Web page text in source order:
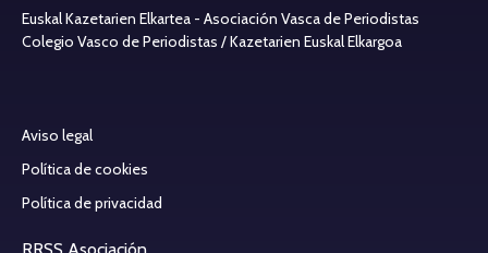
Euskal Kazetarien Elkartea - Asociación Vasca de Periodistas
Colegio Vasco de Periodistas / Kazetarien Euskal Elkargoa
Aviso legal
Política de cookies
Política de privacidad
RRSS Asociación